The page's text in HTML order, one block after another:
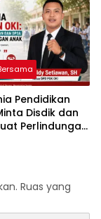
Pendidikan
Disdik dan
Perlindungan
Ruas yang